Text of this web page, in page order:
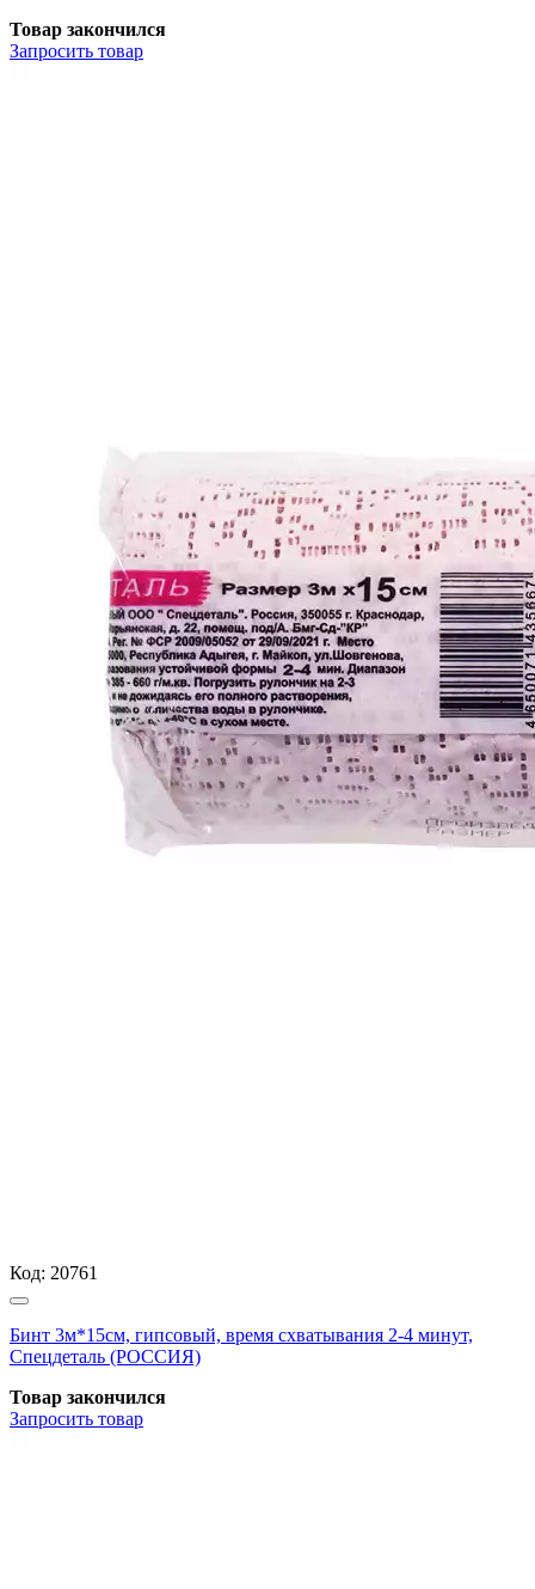
Товар закончился
Запросить товар
Код: 20761
Бинт 3м*15см, гипсовый, время схватывания 2-4 минут,
Спецдеталь (РОССИЯ)
Товар закончился
Запросить товар